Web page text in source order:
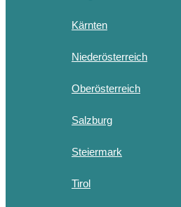
Kärnten
Niederösterreich
Oberösterreich
Salzburg
Steiermark
Tirol